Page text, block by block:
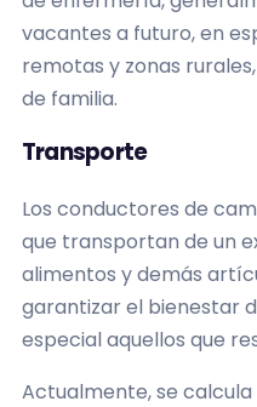
vacantes a futuro, en
remotas y zonas
de familia.
Transporte
Los conductores de
que transportan de un
alimentos y demás
garantizar el bienestar
especial aquellos que
Actualmente, se